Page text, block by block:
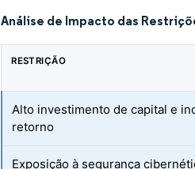
Análise de Impacto das
RESTRIÇÃO
Alto investimento de capital e
retorno
Exposição à segurança